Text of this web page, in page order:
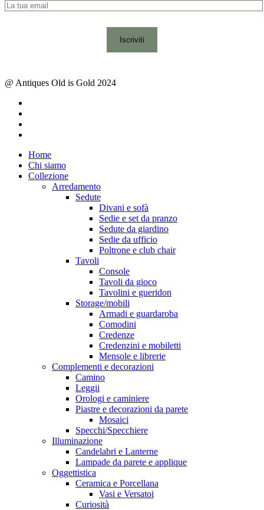
@ Antiques Old is Gold 2024
Close
Menu
Home
Chi siamo
Collezione
Arredamento
Sedute
Divani e sofà
Sedie e set da pranzo
Sedute da giardino
Sedie da ufficio
Poltrone e club chair
Tavoli
Console
Tavoli da gioco
Tavolini e gueridon
Storage/mobili
Armadi e guardaroba
Comodini
Credenze
Credenzini e mobiletti
Mensole e librerie
Complementi e decorazioni
Camino
Leggii
Orologi e caminiere
Piastre e decorazioni da parete
Mosaici
Specchi/Specchiere
Illuminazione
Candelabri e Lanterne
Lampade da parete e applique
Oggettistica
Ceramica e Porcellana
Vasi e Versatoi
Curiosità